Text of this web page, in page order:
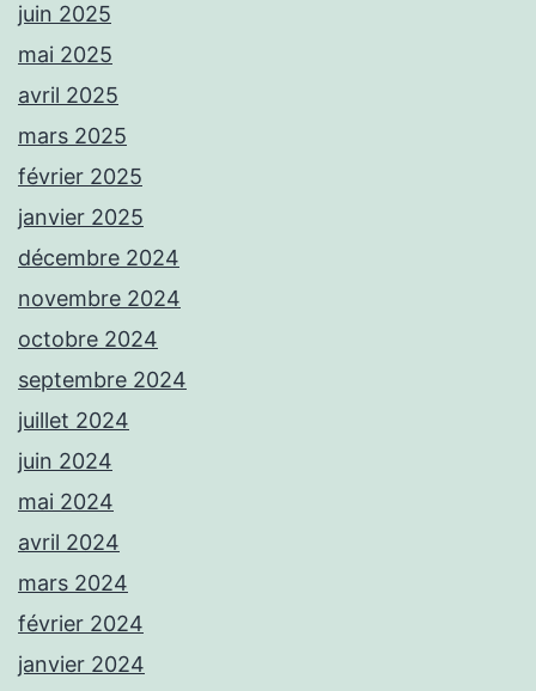
juin 2025
mai 2025
avril 2025
mars 2025
février 2025
janvier 2025
décembre 2024
novembre 2024
octobre 2024
septembre 2024
juillet 2024
juin 2024
mai 2024
avril 2024
mars 2024
février 2024
janvier 2024